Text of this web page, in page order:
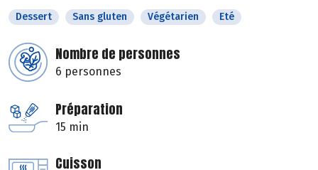
Dessert Sans gluten Végétarien Eté
Nombre de personnes
6 personnes
Préparation
15 min
Cuisson